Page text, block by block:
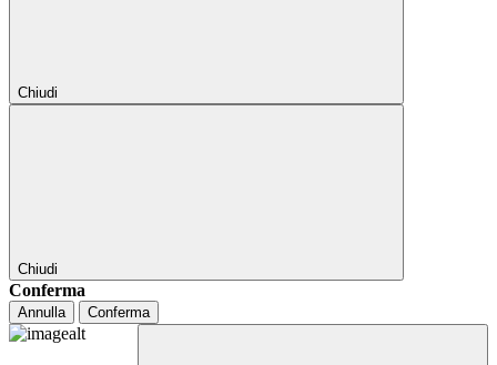
Chiudi
Chiudi
Conferma
Annulla Conferma